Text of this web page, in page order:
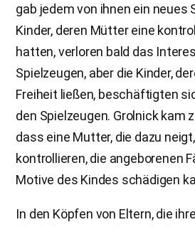
gab jedem von ihnen ein neues
Kinder, deren Mütter eine
hatten, verloren bald das
Spielzeugen, aber die Kinder,
Freiheit ließen, beschäftigten
den Spielzeugen. Grolnick kam
dass eine Mutter, die dazu
kontrollieren, die angeborenen
Motive des Kindes schädigen
In den Köpfen von Eltern, die